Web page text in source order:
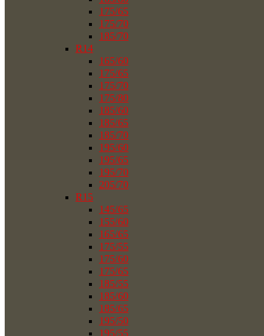
175/65
175/70
185/70
R14
165/60
175/65
175/70
175/80
185/60
185/65
185/70
195/60
195/65
195/70
205/70
R15
145/65
155/60
165/65
175/55
175/60
175/65
185/55
185/60
185/65
195/50
195/55